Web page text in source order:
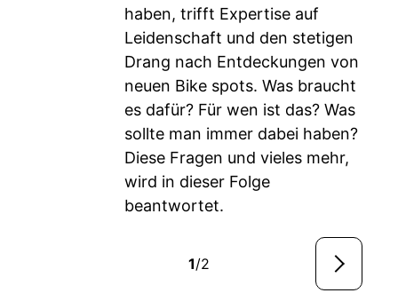
haben, trifft Expertise auf
Leidenschaft und den stetigen
Drang nach Entdeckungen von
neuen Bike spots. Was braucht
es dafür? Für wen ist das? Was
sollte man immer dabei haben?
Diese Fragen und vieles mehr,
wird in dieser Folge
beantwortet.
1/2